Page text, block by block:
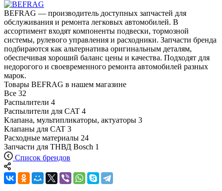
BEFRAG — производитель доступных запчастей для
обслуживания и ремонта легковых автомобилей. В
ассортимент входят компоненты подвески, тормозной
системы, рулевого управления и расходники. Запчасти бренда
подбираются как альтернатива оригинальным деталям,
обеспечивая хороший баланс цены и качества. Подходят для
недорогого и своевременного ремонта автомобилей разных
марок.
Товары BEFRAG в нашем магазине
Все 32
Распылители 4
Распылители для CAT 4
Клапана, мультипликаторы, актуаторы 3
Клапаны для CAT 3
Расходные материалы 24
Запчасти для ТНВД Bosch 1
Список брендов